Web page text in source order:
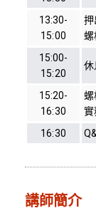
13:30-
15:00
押
螺
15:00-
15:20
休
15:20-
16:30
螺
實
16:30
講師簡介